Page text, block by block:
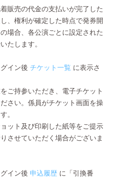
販売の代金の支払いが完了した
、権利が確定した時点で発券開
場合、各公演ごとに設定された
たします。
イン後 チケット一覧 に表示さ
ご持参いただき、電子チケット
さい。係員がチケット画面を操
。
ット及び印刷した紙等をご提示
させていただく場合がございま
イン後 申込履歴 に「引換番